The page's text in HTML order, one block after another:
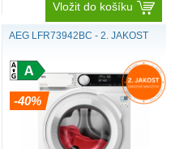
Vložit do košíku
AEG LFR73942BC - 2. JAKOST
-40%